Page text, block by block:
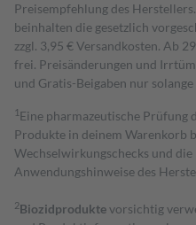
Preisempfehlung des
beinhalten die gesetzlich
zzgl. 3,95 € Versandkosten. Ab
frei. Preisänderungen und
und Gratis-Beigaben nur
1 Eine pharmazeutische Prüfung
Produkte in deinem Warenkorb
Wechselwirkungschecks und
Anwendungshinweise des
2Biozidproduktevorsichtig